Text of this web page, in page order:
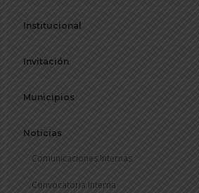
Institucional
Invitación
Municipios
Noticias
Comunicaciones Internas
Convocatoria Interna